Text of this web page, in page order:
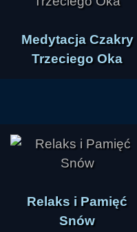
Medytacja Czakry
Trzeciego Oka
Relaks i Pamięć
Snów